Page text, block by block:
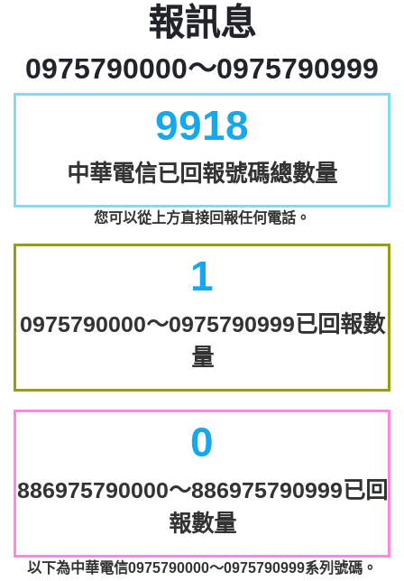
報訊息
0975790000～0975790999
9918
中華電信已回報號碼總數量
您可以從上方直接回報任何電話。
1
0975790000～0975790999已回報數
量
0
886975790000～886975790999已回
報數量
以下為中華電信0975790000～0975790999系列號碼。